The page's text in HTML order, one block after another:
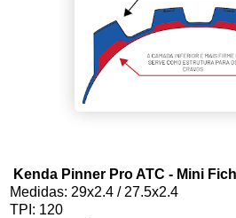
Kenda Pinner Pro ATC - Mini
Medidas: 29x2.4 / 27.5x2.4
TPI: 120